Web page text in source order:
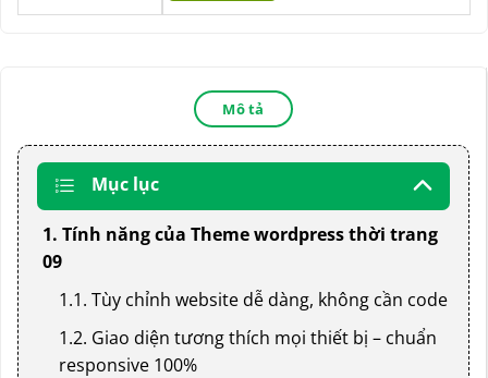
Mô tả
Mục lục
1. Tính năng của Theme wordpress thời trang
09
1.1. Tùy chỉnh website dễ dàng, không cần code
1.2. Giao diện tương thích mọi thiết bị – chuẩn
responsive 100%